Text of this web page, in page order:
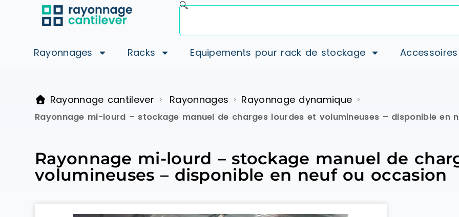
Rayonnages Racks Equipements pour rack de stockage
Rayonnage cantilever > Rayonnages > Rayonnage dynamique >
Rayonnage mi-lourd – stockage manuel de charges lourdes et volumineuses – disponible en
Rayonnage mi-lourd – stockage manuel de
volumineuses – disponible en neuf ou occasion